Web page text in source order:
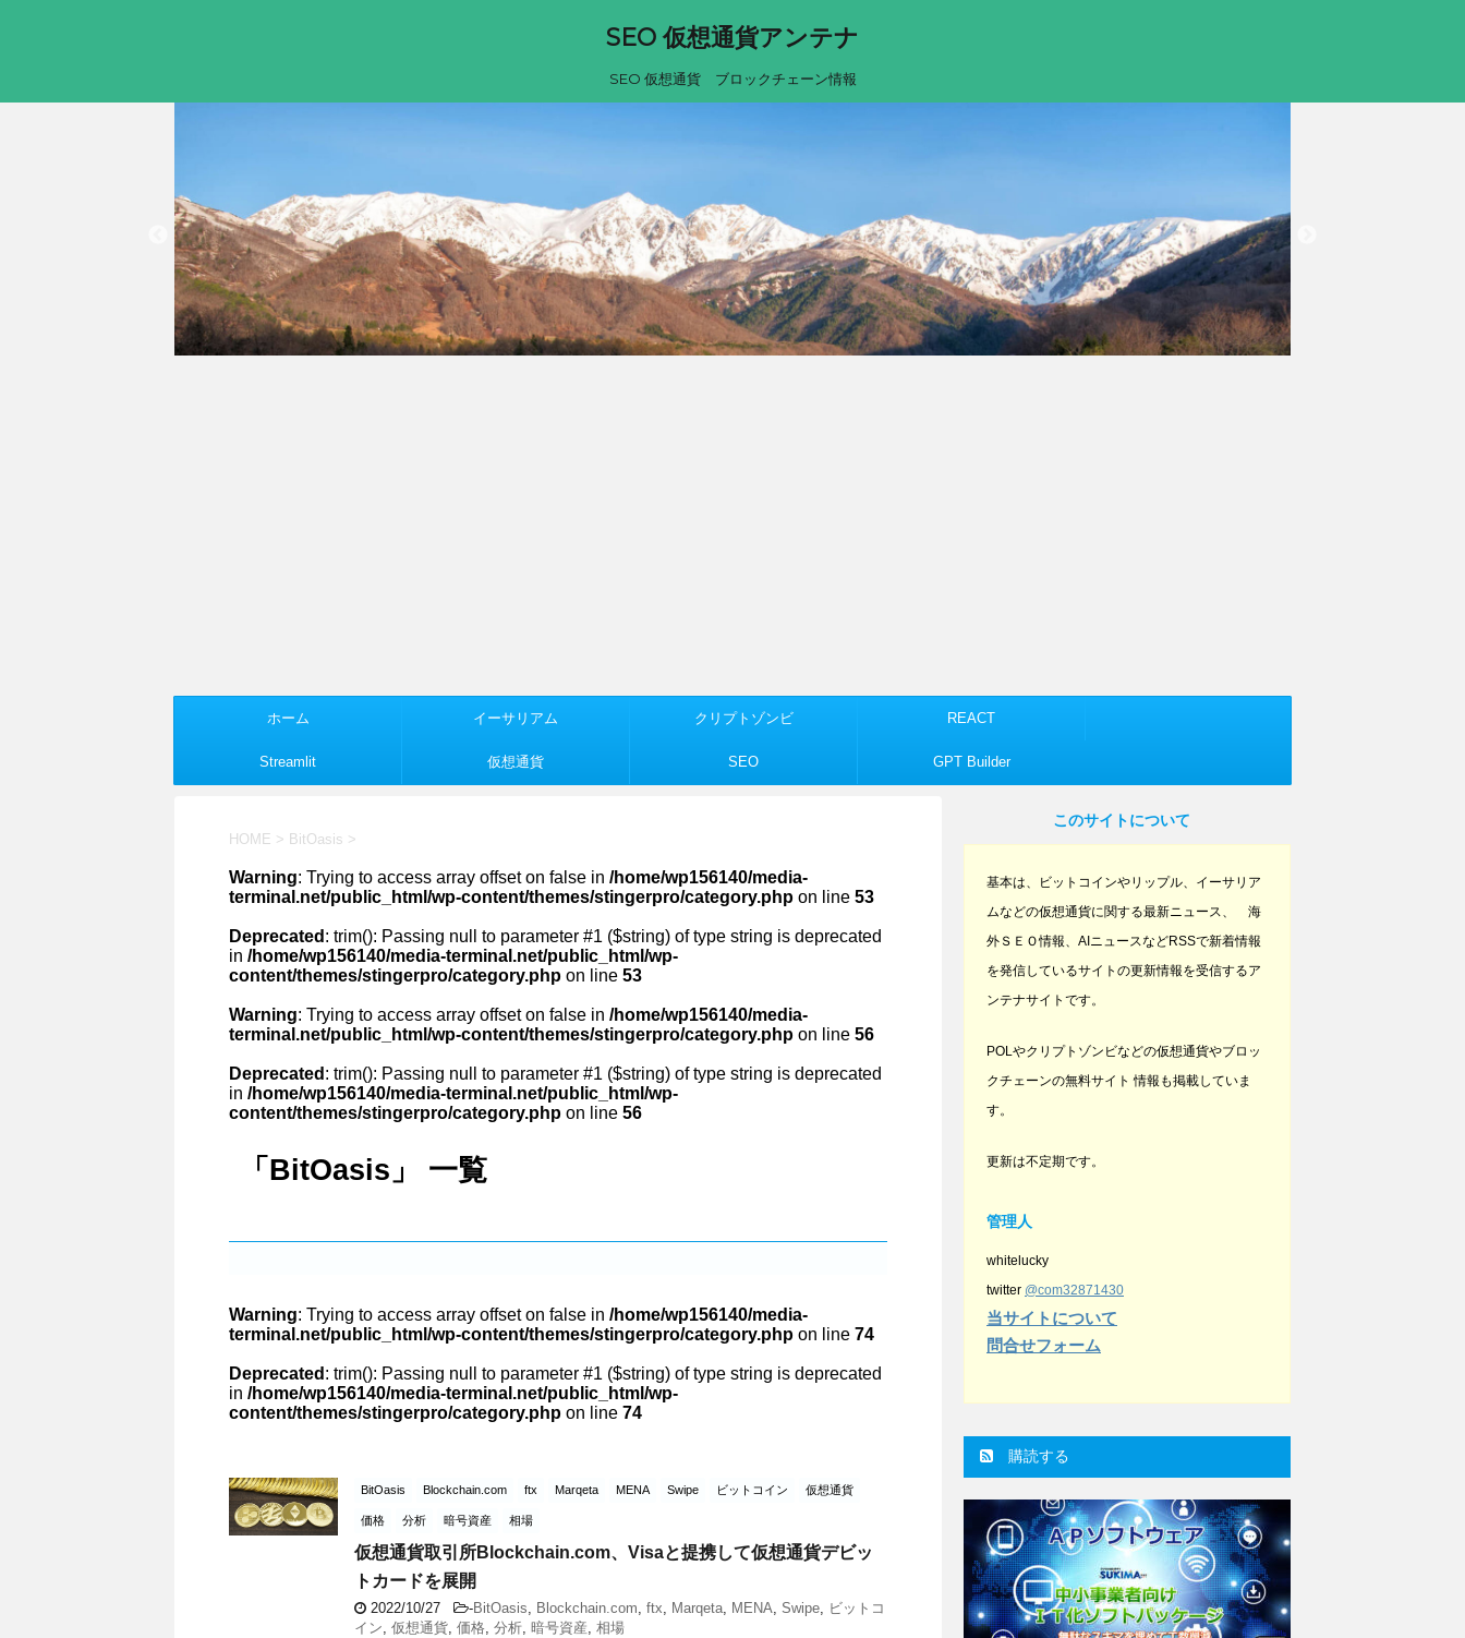
SEO 仮想通貨アンテナ
SEO 仮想通貨 ブロックチェーン情報
ホーム イーサリアム クリプトゾンビ REACT
Streamlit 仮想通貨 SEO GPT Builder
HOME > BitOasis >
Warning: Trying to access array offset on false in /home/wp156140/media-
terminal.net/public_html/wp-content/themes/stingerpro/category.php on line 53
Deprecated : trim(): Passing null to parameter #1 ($string) of type string is deprecated
in /home/wp156140/media-terminal.net/public_html/wp-
content/themes/stingerpro/category.php on line 53
Warning: Trying to access array offset on false in /home/wp156140/media-
terminal.net/public_html/wp-content/themes/stingerpro/category.php on line 56
Deprecated : trim(): Passing null to parameter #1 ($string) of type string is deprecated
in /home/wp156140/media-terminal.net/public_html/wp-
content/themes/stingerpro/category.php on line 56
「BitOasis」 一覧
Warning: Trying to access array offset on false in /home/wp156140/media-
terminal.net/public_html/wp-content/themes/stingerpro/category.php on line 74
Deprecated : trim(): Passing null to parameter #1 ($string) of type string is deprecated
in /home/wp156140/media-terminal.net/public_html/wp-
content/themes/stingerpro/category.php on line 74
BitOasis Blockchain.com ftx Marqeta MENA Swipe ビットコイン 仮想通貨
価格 分析 暗号資産 相場
仮想通貨取引所Blockchain.com、Visaと提携して仮想通貨デビッ
トカードを展開
2022/10/27 -BitOasis, Blockchain.com, ftx, Marqeta, MENA, Swipe, ビットコ
イン, 仮想通貨, 価格, 分析, 暗号資産, 相場
このサイトについて
基本は、ビットコインやリップル、イーサリア
ムなどの仮想通貨に関する最新ニュース、 海
外ＳＥＯ情報、AIニュースなどRSSで新着情報
を発信しているサイトの更新情報を受信するア
ンテナサイトです。
POLやクリプトゾンビなどの仮想通貨やブロッ
クチェーンの無料サイト 情報も掲載していま
す。
更新は不定期です。
管理人
whitelucky
twitter @com32871430
当サイトについて
問合せフォーム
購読する